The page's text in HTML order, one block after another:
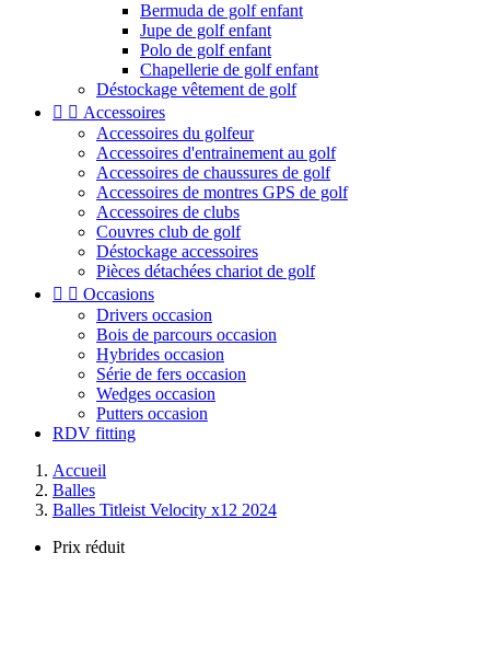
Bermuda de golf enfant
Jupe de golf enfant
Polo de golf enfant
Chapellerie de golf enfant
Déstockage vêtement de golf
  Accessoires
Accessoires du golfeur
Accessoires d'entrainement au golf
Accessoires de chaussures de golf
Accessoires de montres GPS de golf
Accessoires de clubs
Couvres club de golf
Déstockage accessoires
Pièces détachées chariot de golf
  Occasions
Drivers occasion
Bois de parcours occasion
Hybrides occasion
Série de fers occasion
Wedges occasion
Putters occasion
RDV fitting
Accueil
Balles
Balles Titleist Velocity x12 2024
Prix réduit